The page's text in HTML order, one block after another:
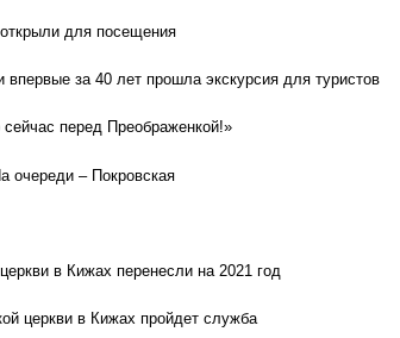
для посещения
за 40 лет прошла экскурсия для туристов
перед Преображенкой!»
очереди – Покровская
в Кижах перенесли на 2021 год
церкви в Кижах пройдет служба